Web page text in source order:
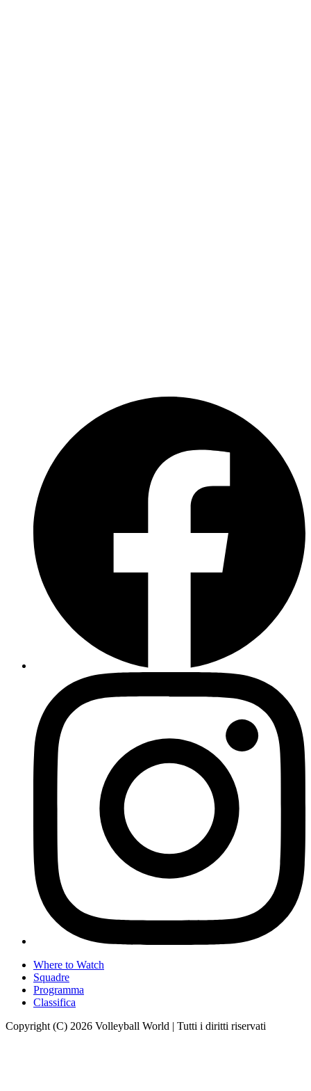
Where to Watch
Squadre
Programma
Classifica
Copyright (C) 2026 Volleyball World | Tutti i diritti riservati